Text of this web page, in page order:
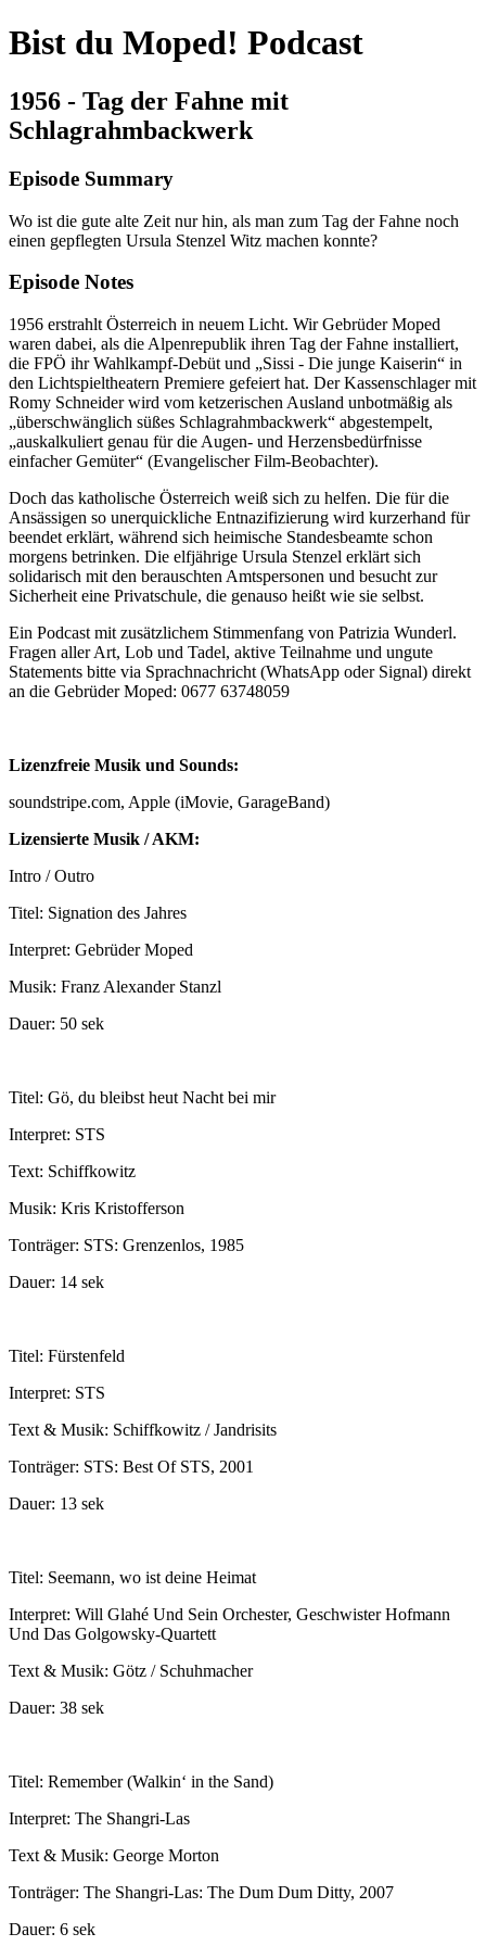
Bist du Moped! Podcast
1956 - Tag der Fahne mit
Schlagrahmbackwerk
Episode Summary
Wo ist die gute alte Zeit nur hin, als man zum Tag der Fahne noch
einen gepflegten Ursula Stenzel Witz machen konnte?
Episode Notes
1956 erstrahlt Österreich in neuem Licht. Wir Gebrüder Moped
waren dabei, als die Alpenrepublik ihren Tag der Fahne installiert,
die FPÖ ihr Wahlkampf-Debüt und „Sissi - Die junge Kaiserin“ in
den Lichtspieltheatern Premiere gefeiert hat. Der Kassenschlager mit
Romy Schneider wird vom ketzerischen Ausland unbotmäßig als
„überschwänglich süßes Schlagrahmbackwerk“ abgestempelt,
„auskalkuliert genau für die Augen- und Herzensbedürfnisse
einfacher Gemüter“ (Evangelischer Film-Beobachter).
Doch das katholische Österreich weiß sich zu helfen. Die für die
Ansässigen so unerquickliche Entnazifizierung wird kurzerhand für
beendet erklärt, während sich heimische Standesbeamte schon
morgens betrinken. Die elfjährige Ursula Stenzel erklärt sich
solidarisch mit den berauschten Amtspersonen und besucht zur
Sicherheit eine Privatschule, die genauso heißt wie sie selbst.
Ein Podcast mit zusätzlichem Stimmenfang von Patrizia Wunderl.
Fragen aller Art, Lob und Tadel, aktive Teilnahme und ungute
Statements bitte via Sprachnachricht (WhatsApp oder Signal) direkt
an die Gebrüder Moped: 0677 63748059
Lizenzfreie Musik und Sounds:
soundstripe.com, Apple (iMovie, GarageBand)
Lizensierte Musik / AKM:
Intro / Outro
Titel: Signation des Jahres
Interpret: Gebrüder Moped
Musik: Franz Alexander Stanzl
Dauer: 50 sek
Titel: Gö, du bleibst heut Nacht bei mir
Interpret: STS
Text: Schiffkowitz
Musik: Kris Kristofferson
Tonträger: STS: Grenzenlos, 1985
Dauer: 14 sek
Titel: Fürstenfeld
Interpret: STS
Text & Musik: Schiffkowitz / Jandrisits
Tonträger: STS: Best Of STS, 2001
Dauer: 13 sek
Titel: Seemann, wo ist deine Heimat
Interpret: Will Glahé Und Sein Orchester, Geschwister Hofmann
Und Das Golgowsky-Quartett
Text & Musik: Götz / Schuhmacher
Dauer: 38 sek
Titel: Remember (Walkin‘ in the Sand)
Interpret: The Shangri-Las
Text & Musik: George Morton
Tonträger: The Shangri-Las: The Dum Dum Ditty, 2007
Dauer: 6 sek